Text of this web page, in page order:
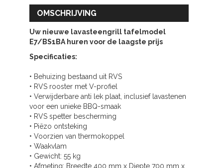
OMSCHRIJVING
Uw nieuwe lavasteengrill tafelmodel
E7/BS1BA huren voor de laagste prijs
Specificaties:
• Behuizing bestaand uit RVS
• RVS rooster met V-profiel
• Verwijderbare anti lek plaat, inclusief lavastenen
voor een unieke BBQ-smaak
• RVS spetter bescherming
• Piëzo ontsteking
• Voorzien van thermokoppel
• Waakvlam
• Gewicht: 55 kg
• Afmeting: Breedte 400 mm x Diepte 700 mm x